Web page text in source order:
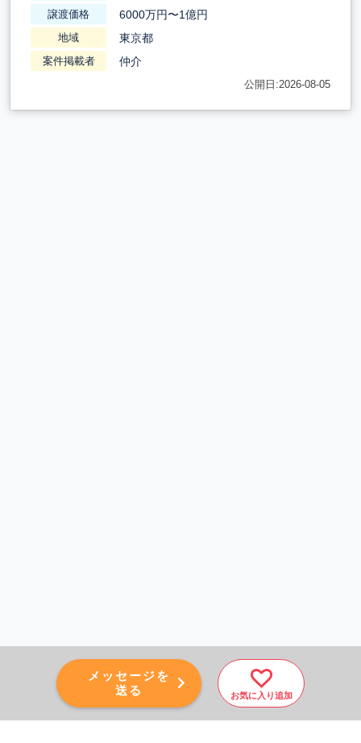
メッセージを
送る
お気に入り追加
譲渡価格 6000万円〜1億円
地域 東京都
案件掲載者 仲介
公開日:2026-08-05